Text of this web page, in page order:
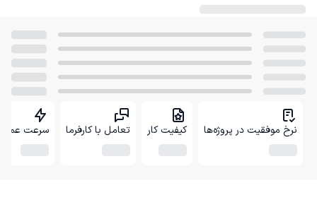
نرخ موفقیت در پروژه‌ها کیفیت کار تعامل با کارفرما سرعت عمل